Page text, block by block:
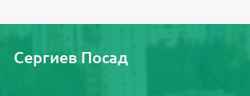
Сергиев Посад